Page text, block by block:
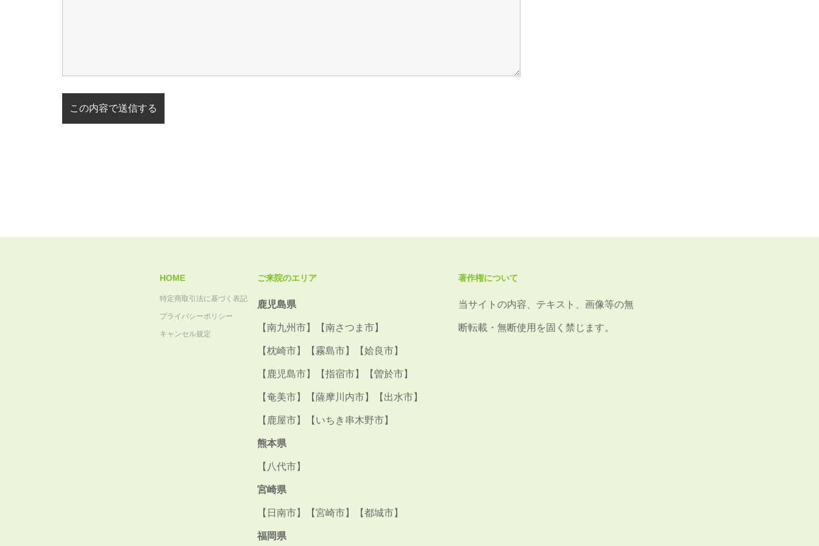
HOME
特定商取引法に基づく表記
プライバシーポリシー
キャンセル規定
ご来院のエリア
鹿児島県
【南九州市】【南さつま市】
【枕崎市】【霧島市】【姶良市】
【鹿児島市】【指宿市】【曽於市】
【奄美市】【薩摩川内市】【出水市】
【鹿屋市】【いちき串木野市】
熊本県
【八代市】
宮崎県
【日南市】【宮崎市】【都城市】
福岡県
著作権について
当サイトの内容、テキスト、画像等の無
断転載・無断使用を固く禁じます。